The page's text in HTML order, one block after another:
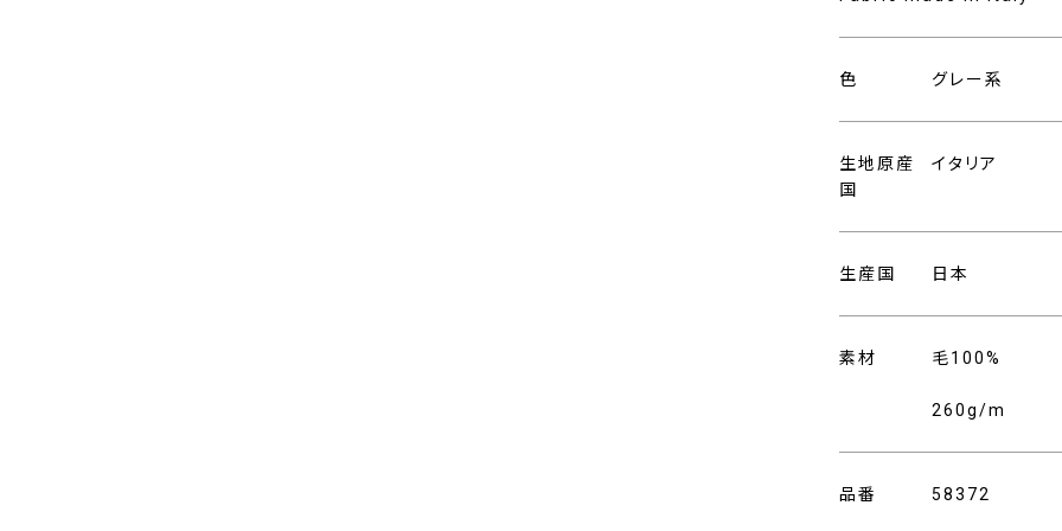
色 グレー系
生地原産
国
イタリア
生産国 日本
素材 毛100%
260g/m
品番 58372